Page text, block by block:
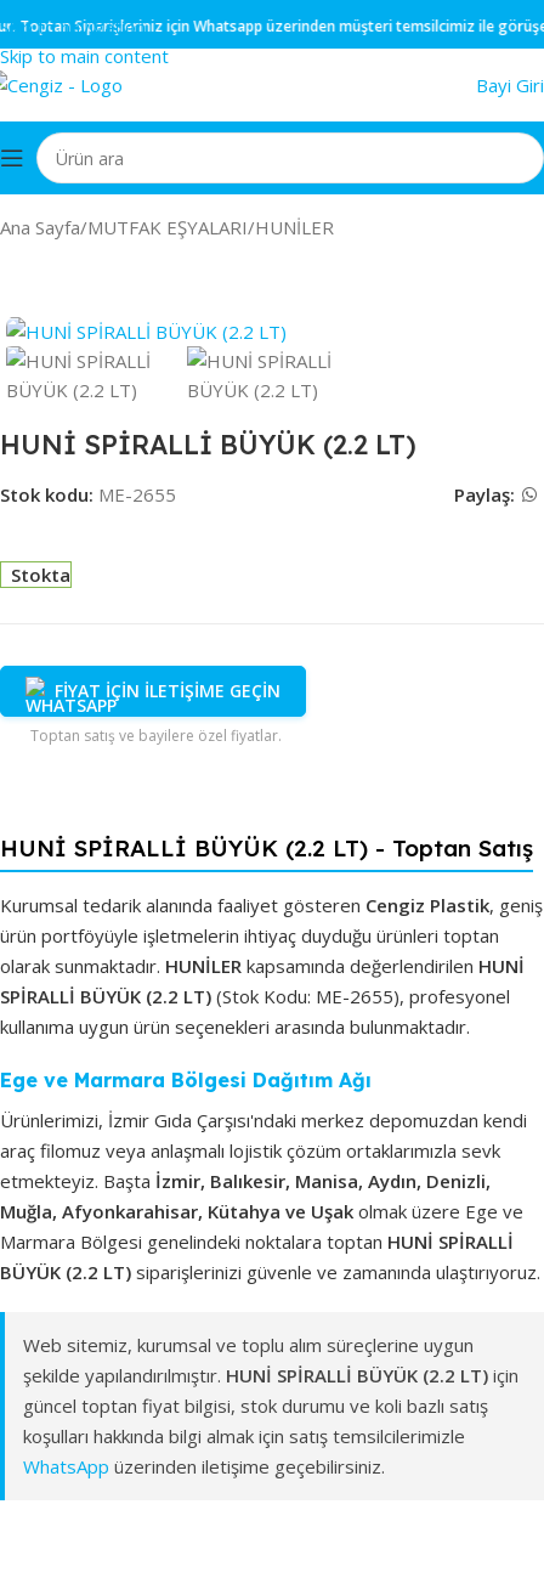
Skip to navigation
Skip to main content
ToptanSiparişleriniz içinWhatsappüzerinden müşteri temsilcimiz ile
Bayi
Ana Sayfa/MUTFAK EŞYALARI/HUNİLER
HUNİ SPİRALLİ BÜYÜK (2.2 LT)
Stok kodu: ME-2655 Paylaş:
Stokta
FİYAT İÇİN İLETİŞİME GEÇİN
Toptan satış ve bayilere özel fiyatlar.
HUNİ SPİRALLİ BÜYÜK (2.2 LT) - Toptan Satış
Kurumsal tedarik alanında faaliyet gösteren Cengiz Plastik, geniş
ürün portföyüyle işletmelerin ihtiyaç duyduğu ürünleri toptan
olarak sunmaktadır. HUNİLER kapsamında değerlendirilen HUNİ
SPİRALLİ BÜYÜK (2.2 LT) (Stok Kodu: ME-2655), profesyonel
kullanıma uygun ürün seçenekleri arasında bulunmaktadır.
Ege ve Marmara Bölgesi Dağıtım Ağı
Ürünlerimizi, İzmir Gıda Çarşısı'ndaki merkez depomuzdan kendi
araç filomuz veya anlaşmalı lojistik çözüm ortaklarımızla sevk
etmekteyiz. Başta İzmir, Balıkesir, Manisa, Aydın, Denizli,
Muğla, Afyonkarahisar, Kütahya ve Uşak olmak üzere Ege ve
Marmara Bölgesi genelindeki noktalara toptan HUNİ SPİRALLİ
BÜYÜK (2.2 LT) siparişlerinizi güvenle ve zamanında ulaştırıyoruz.
Web sitemiz, kurumsal ve toplu alım süreçlerine uygun
şekilde yapılandırılmıştır. HUNİ SPİRALLİ BÜYÜK (2.2 LT) için
güncel toptan fiyat bilgisi, stok durumu ve koli bazlı satış
koşulları hakkında bilgi almak için satış temsilcilerimizle
WhatsApp üzerinden iletişime geçebilirsiniz.